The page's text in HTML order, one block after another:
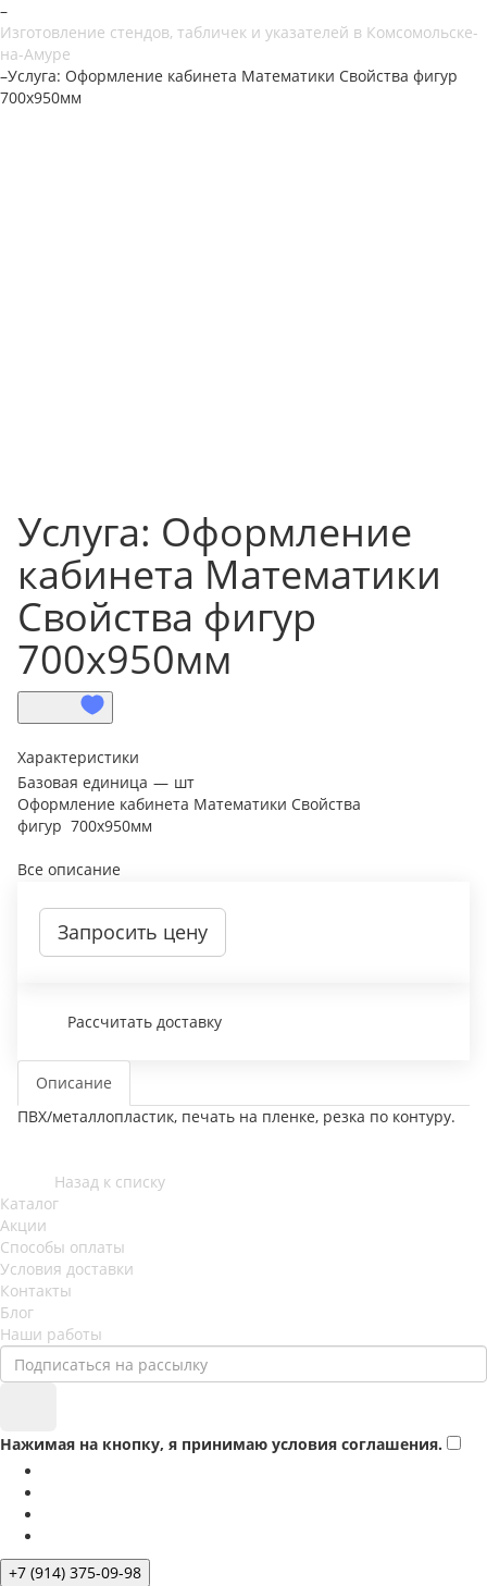
–
Изготовление стендов, табличек и указателей в Комсомольске-
на-Амуре
–Услуга: Оформление кабинета Математики Свойства фигур
700х950мм
Услуга: Оформление
кабинета Математики
Свойства фигур
700х950мм
Характеристики
Базовая единица — шт
Оформление кабинета Математики Свойства
фигур 700х950мм
Все описание
Запросить цену
Рассчитать доставку
Описание
ПВХ/металлопластик, печать на пленке, резка по контуру.
Назад к списку
Каталог
Акции
Способы оплаты
Условия доставки
Контакты
Блог
Наши работы
Нажимая на кнопку, я принимаю условия соглашения.
+7 (914) 375-09-98